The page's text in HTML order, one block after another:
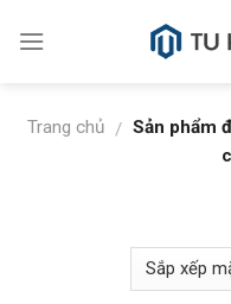
Trang chủ / Sản phẩm